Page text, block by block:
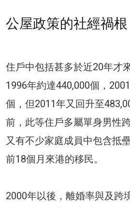
公屋政策的社經禍根
住戶中包括甚多於近20年才
1996年約達440,000個，
個，但2011年又回升至
前，此等住戶多屬單身男性
又有不少家庭成員中包含抵
前18個月來港的移民。
2000年以後，離婚率與及跨